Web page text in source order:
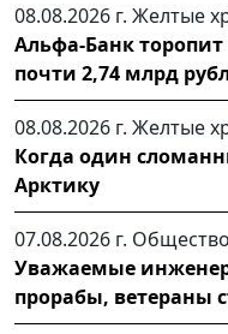
08.08.2026 г. Желтые
Альфа-Банк
почти 2,74 млрд
08.08.2026 г. Желтые
Когда один
Арктику
07.08.2026 г. Общество
Уважаемые
прорабы, ветераны